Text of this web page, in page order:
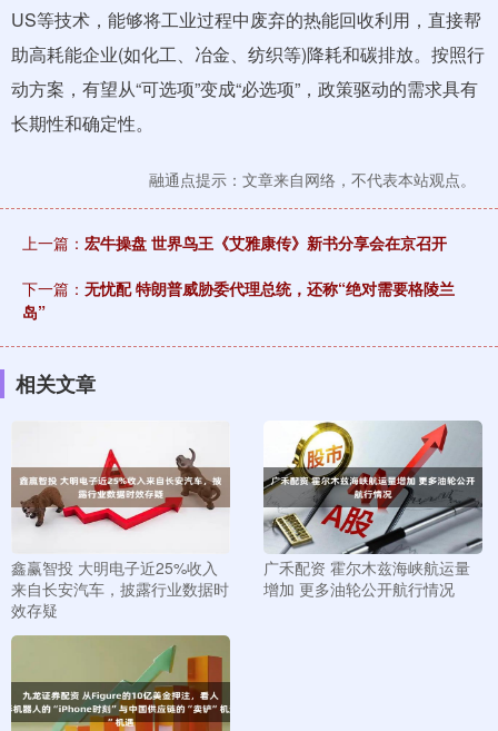
US等技术，能够将工业过程中废弃的热能回收利用，直接帮
助高耗能企业(如化工、冶金、纺织等)降耗和碳排放。按照行
动方案，有望从“可选项”变成“必选项”，政策驱动的需求具有
长期性和确定性。
融通点提示：文章来自网络，不代表本站观点。
上一篇： 宏牛操盘 世界鸟王《艾雅康传》新书分享会在京召开
下一篇： 无忧配 特朗普威胁委代理总统，还称“绝对需要格陵兰
岛”
相关文章
鑫赢智投 大明电子近25%收入
来自长安汽车，披露行业数据时
效存疑
广禾配资 霍尔木兹海峡航运量
增加 更多油轮公开航行情况